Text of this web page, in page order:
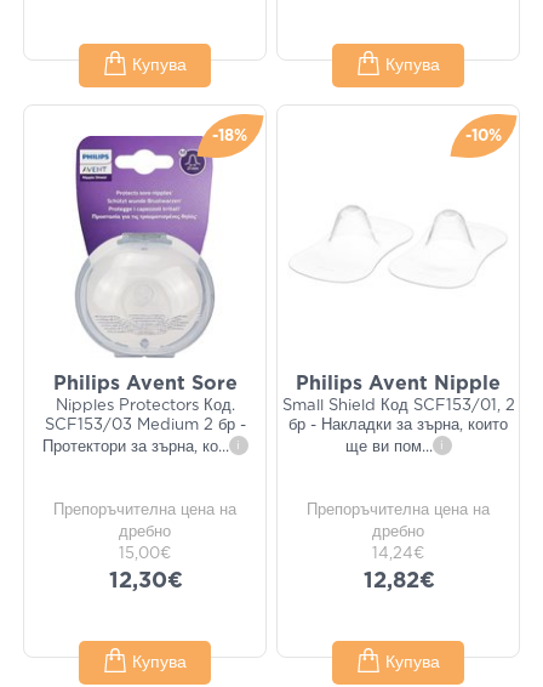
Купува Купува
-18%
Philips Avent Sore
Nipples Protectors Код.
SCF153/03 Medium 2 бр -
Протектори за зърна, ко... i
Препоръчителна цена на
дребно
15,00€
12,30€
Купува
-10%
Philips Avent Nipple
Small Shield Код SCF153/01, 2
бр - Накладки за зърна, които
ще ви пом... i
Препоръчителна цена на
дребно
14,24€
12,82€
Купува